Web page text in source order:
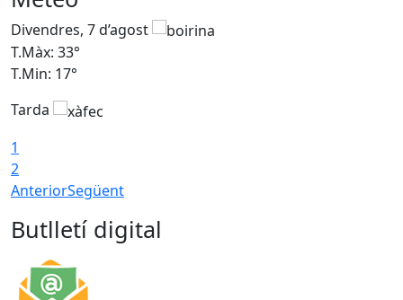
Divendres, 7 d’agost
T.Màx: 33°
T.Min: 17°
Tarda
1
2
AnteriorSegüent
Butlletí digital